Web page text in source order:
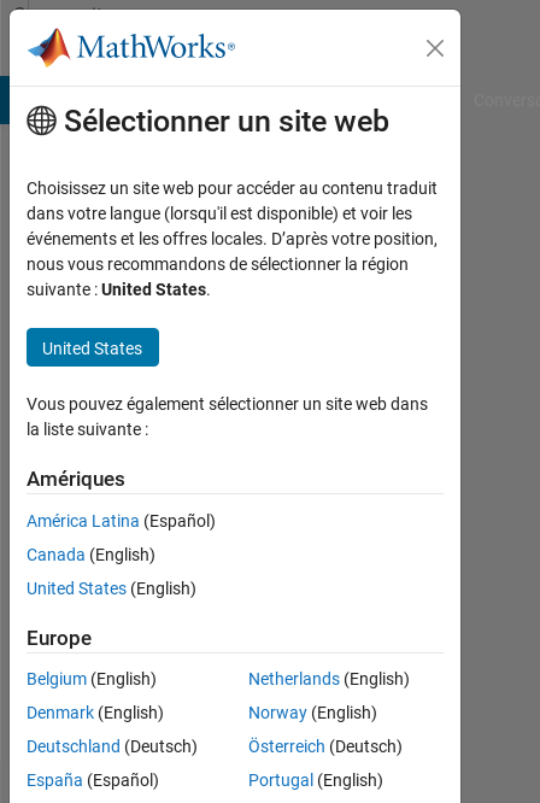
Passer au contenu
Community
Profile
Ira
Last
seen:
plus
d'un
an il
|
Actif
2024
Followers:
0
Sélectionner un site web
Choisissez un site web pour accéder au contenu traduit
dans votre langue (lorsqu'il est disponible) et voir les
événements et les offres locales. D’après votre position,
nous vous recommandons de sélectionner la région
suivante :United States.
United States
Vous pouvez également sélectionner un site web dans
la liste suivante :
Amériques
América Latina (Español)
Canada (English)
United States (English)
Europe
Belgium (English)
Denmark (English)
Deutschland (Deutsch)
España (Español)
Netherlands(English)
Norway(English)
Österreich (Deutsch)
Portugal (English)